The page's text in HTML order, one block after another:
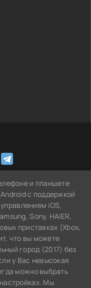
и планшете
с поддержкой
iOS,
Sony, HAIER,
приставках (Xbox,
что вы можете
город (2017) без
у Вас невысокая
можно выбрать
Мы